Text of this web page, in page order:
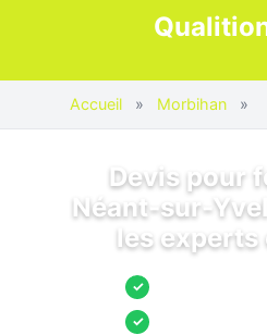
Accueil » Morbihan »
Devis pour
Néant-sur-
les
✓
✓